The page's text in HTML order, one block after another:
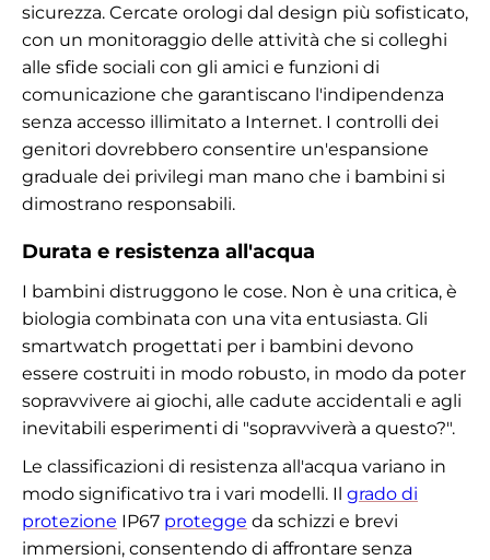
sicurezza. Cercate orologi dal design più sofisticato,
con un monitoraggio delle attività che si colleghi
alle sfide sociali con gli amici e funzioni di
comunicazione che garantiscano l'indipendenza
senza accesso illimitato a Internet. I controlli dei
genitori dovrebbero consentire un'espansione
graduale dei privilegi man mano che i bambini si
dimostrano responsabili.
Durata e resistenza all'acqua
I bambini distruggono le cose. Non è una critica, è
biologia combinata con una vita entusiasta. Gli
smartwatch progettati per i bambini devono
essere costruiti in modo robusto, in modo da poter
sopravvivere ai giochi, alle cadute accidentali e agli
inevitabili esperimenti di "sopravviverà a questo?".
Le classificazioni di resistenza all'acqua variano in
modo significativo tra i vari modelli. Il grado di
protezione IP67 protegge da schizzi e brevi
immersioni, consentendo di affrontare senza